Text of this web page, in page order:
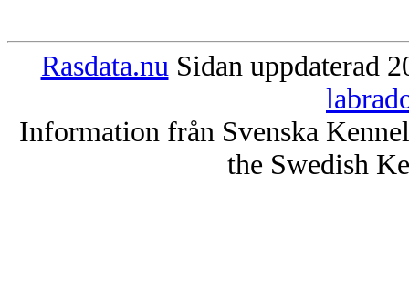
Rasdata.nu Sidan uppdaterad
Information från Svenska
the Swedish